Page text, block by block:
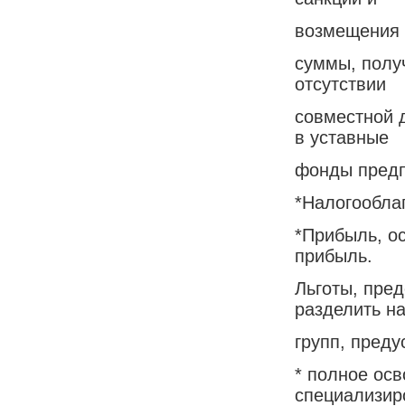
возмещения
суммы,
отсутствии
совместной
в уставные
фонды
*Прибыль,
прибыль.
Льготы,
разделить
групп,
* полное